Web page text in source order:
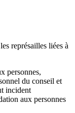
représailles liées à
personnes,
du conseil et
incident
aux personnes